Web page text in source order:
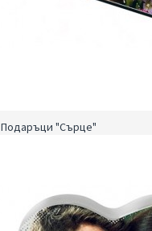
Подаръци "Сърце"